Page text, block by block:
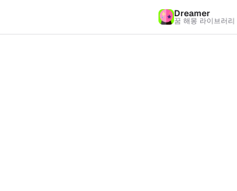
Dreamer
꿈 해몽 라이브러리